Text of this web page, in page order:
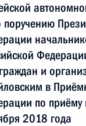
поручению
и
в
по приёму
2018 года